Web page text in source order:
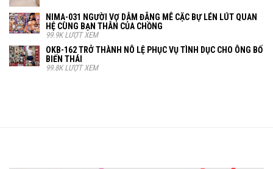
NIMA-031 NGƯỜI VỢ DÂM ĐÃNG MÊ CẶC BỰ LÉN LÚT QUAN
HỆ CÙNG BẠN THÂN CỦA CHỒNG
99.9K LƯỢT XEM
OKB-162 TRỞ THÀNH NÔ LỆ PHỤC VỤ TÌNH DỤC CHO ÔNG BỐ
BIẾN THÁI
99.8K LƯỢT XEM